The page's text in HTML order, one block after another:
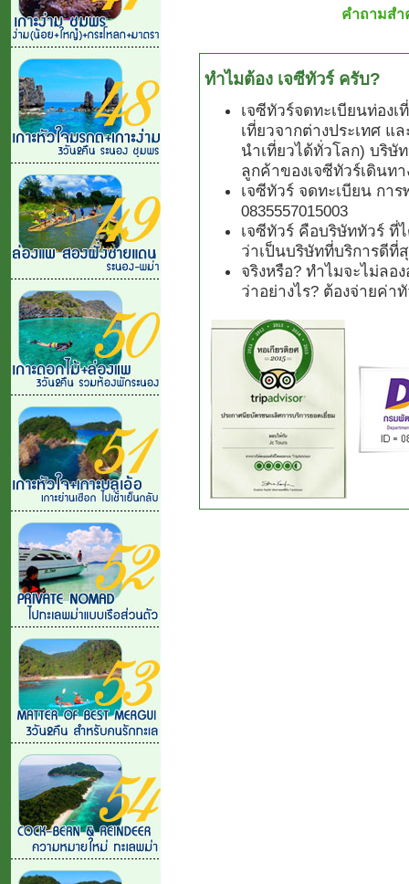
คำถามส
ทำไมต้อง เจซีทัวร์ ครับ?
เจซีทัวร์จดทะเบียนท่องเ
เที่ยวจากต่างประเทศ แ
นำเที่ยวได้ทั่วโลก) บริษั
ลูกค้าของเจซีทัวร์เดินทา
เจซีทัวร์ จดทะเบียน กา
0835557015003
เจซีทัวร์ คือบริษัททัวร์ ที่
ว่าเป็นบริษัทที่บริการดีที่
จริงหรือ? ทำไมจะไม่ลอ
ว่าอย่างไร? ต้องจ่ายค่